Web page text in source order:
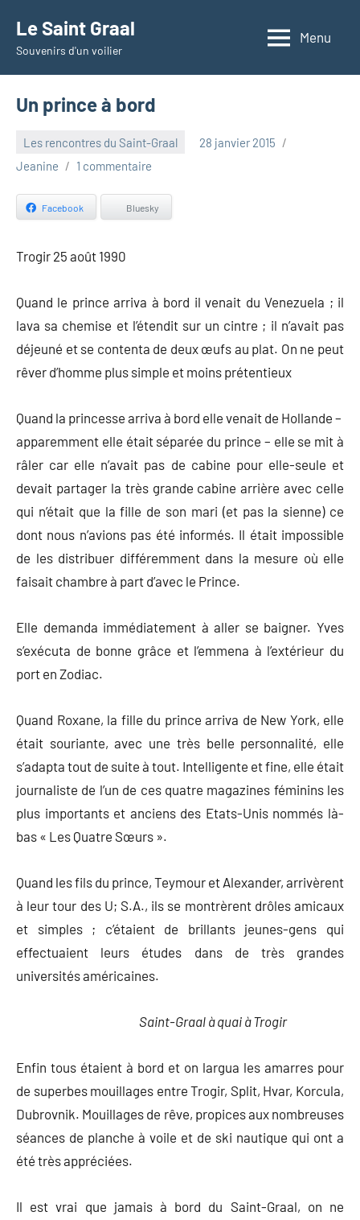
contenu
Le Saint Graal
Souvenirs d'un voilier
Menu
Un prince à bord
Les rencontres du Saint-Graal
28 janvier 2015
Jeanine
1 commentaire
Facebook Bluesky
Trogir 25 août 1990
Quand le prince arriva à bord il venait du Venezuela ; il
lava sa chemise et l’étendit sur un cintre ; il n’avait pas
déjeuné et se contenta de deux œufs au plat. On ne peut
rêver d’homme plus simple et moins prétentieux
Quand la princesse arriva à bord elle venait de Hollande –
apparemment elle était séparée du prince – elle se mit à
râler car elle n’avait pas de cabine pour elle-seule et
devait partager la très grande cabine arrière avec celle
qui n’était que la fille de son mari (et pas la sienne) ce
dont nous n’avions pas été informés. Il était impossible
de les distribuer différemment dans la mesure où elle
faisait chambre à part d’avec le Prince.
Elle demanda immédiatement à aller se baigner. Yves
s’exécuta de bonne grâce et l’emmena à l’extérieur du
port en Zodiac.
Quand Roxane, la fille du prince arriva de New York, elle
était souriante, avec une très belle personnalité, elle
s’adapta tout de suite à tout. Intelligente et fine, elle était
journaliste de l’un de ces quatre magazines féminins les
plus importants et anciens des Etats-Unis nommés là-
bas « Les Quatre Sœurs ».
Quand les fils du prince, Teymour et Alexander, arrivèrent
à leur tour des U; S.A., ils se montrèrent drôles amicaux
et simples ; c’étaient de brillants jeunes-gens qui
effectuaient leurs études dans de très grandes
universités américaines.
Saint-Graal à quai à Trogir
Enfin tous étaient à bord et on largua les amarres pour
de superbes mouillages entre Trogir, Split, Hvar, Korcula,
Dubrovnik. Mouillages de rêve, propices aux nombreuses
séances de planche à voile et de ski nautique qui ont a
été très appréciées.
Il est vrai que jamais à bord du Saint-Graal, on ne